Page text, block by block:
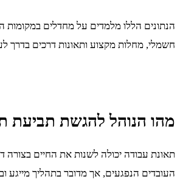
הנתונים הללו מלמדים על מחדלים
חשמלי, מחלות מקצוע ותאונות דרכים בדרך
מהו הנוהל להגשת תביעת
תאונת עבודה יכולה לשנות את החיים
העובדים הנפגעים, אך מדובר בתהליך מייגע